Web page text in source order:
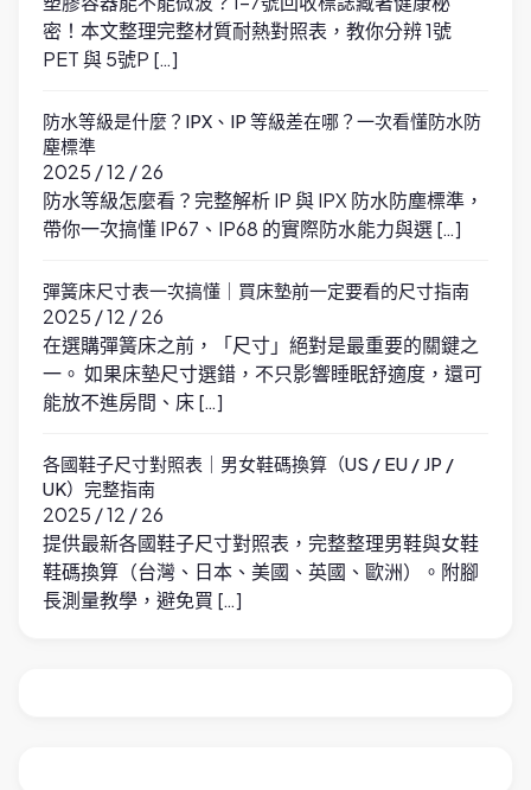
密！本文整理完整材質耐熱對照表，教你分辨 1號
PET 與 5號P […]
防水等級是什麼？IPX、IP 等級差在哪？一次看懂防水防
塵標準
2025 / 12 / 26
防水等級怎麼看？完整解析 IP 與 IPX 防水防塵標準，
帶你一次搞懂 IP67、IP68 的實際防水能力與選 […]
彈簧床尺寸表一次搞懂｜買床墊前一定要看的尺寸指南
2025 / 12 / 26
在選購彈簧床之前，「尺寸」絕對是最重要的關鍵之
一。 如果床墊尺寸選錯，不只影響睡眠舒適度，還可
能放不進房間、床 […]
各國鞋子尺寸對照表｜男女鞋碼換算（US / EU / JP /
UK）完整指南
2025 / 12 / 26
提供最新各國鞋子尺寸對照表，完整整理男鞋與女鞋
鞋碼換算（台灣、日本、美國、英國、歐洲）。附腳
長測量教學，避免買 […]